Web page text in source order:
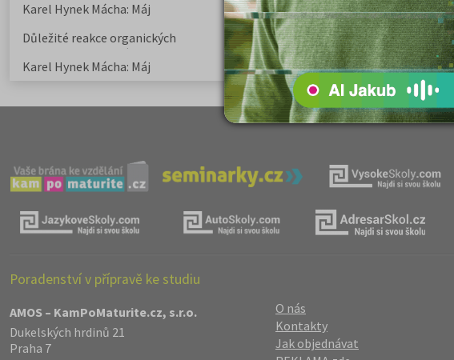
Karel Hynek Mácha: Máj
Karel Havlíček Borovský: Tyrolské
elegie
Důležité reakce organických
sloučenin a jejich význam
Zákonitosti v elektronové struktuře
Karel Hynek Mácha: Máj
Karel Havlíček Borovský: Tyrolské
elegie
Poradenství v přípravě ke studiu
AMOS – KamPoMaturite.cz, s.r.o.
Dukelských hrdinů 21
Praha 7
O nás
Kontakty
Jak objednávat